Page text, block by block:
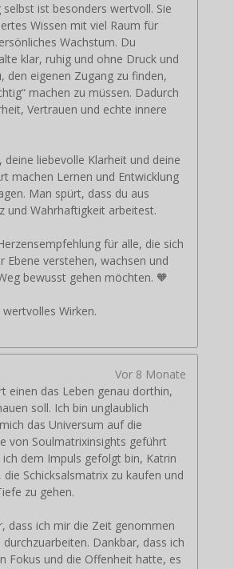
selbst ist besonders wertvoll. Sie
Wissen mit viel Raum für
Wachstum. Du
klar, ruhig und ohne Druck und
den eigenen Zugang zu finden,
machen zu müssen. Dadurch
Vertrauen und echte innere
deine liebevolle Klarheit und deine
machen Lernen und Entwicklung
Man spürt, dass du aus
und Wahrhaftigkeit arbeitest.
für alle, die sich
Ebene verstehen, wachsen und
bewusst gehen möchten. 🧡
Wirken.
Vor 8 Monate
einen das Leben genau dorthin,
soll. Ich bin unglaublich
das Universum auf die
von Soulmatrixinsights geführt
ich dem Impuls gefolgt bin, Katrin
die Schicksalsmatrix zu kaufen und
zu gehen.
dass ich mir die Zeit genommen
durchzuarbeiten. Dankbar, dass ich
Fokus und die Offenheit hatte, es